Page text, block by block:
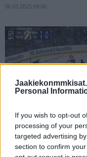
Personal
If you wish to opt-out
processing of your
targeted advertising
section to confirm
06.03.2025 09:06
Juuso
alkuun – ujutti
11.10.2023 08:27